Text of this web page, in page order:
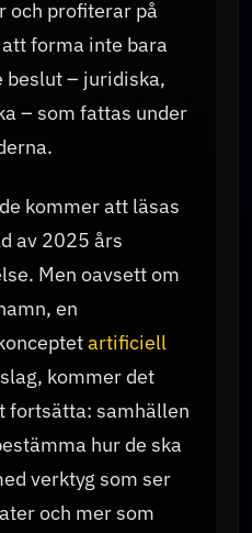
och profiterar på
forma inte bara
beslut – juridiska,
– som fattas under
kommer att läsas
av 2025 års
Men oavsett om
en
artificiell
kommer det
fortsätta: samhällen
hur de ska
verktyg som ser
och mer som